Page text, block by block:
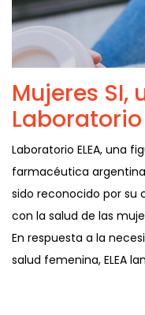
Mujeres
Laboratorio
Laboratorio ELEA, una
farmacéutica
sido reconocido por su
con la salud de las
En respuesta a la
salud femenina, ELEA